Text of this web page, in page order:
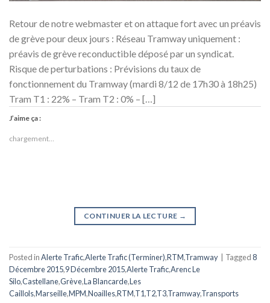
Retour de notre webmaster et on attaque fort avec un préavis
de grève pour deux jours : Réseau Tramway uniquement :
préavis de grève reconductible déposé par un syndicat.
Risque de perturbations : Prévisions du taux de
fonctionnement du Tramway (mardi 8/12 de 17h30 à 18h25)
Tram T1 : 22% – Tram T2 : 0% – […]
J’aime ça :
chargement…
CONTINUER LA LECTURE →
Posted inAlerte Trafic,Alerte Trafic (Terminer),RTM,Tramway Tagged8
Décembre 2015,9 Décembre 2015,Alerte Trafic,Arenc Le
Silo,Castellane,Grève,La Blancarde,Les
Caillols,Marseille,MPM,Noailles,RTM,T1,T2,T3,Tramway,Transports